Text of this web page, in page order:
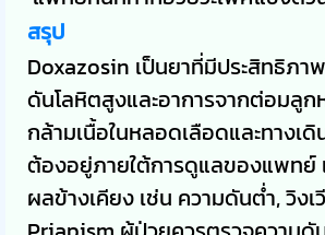
สรุป
Doxazosin เป็นยาที่มีประสิทธิภา
ดันโลหิตสูงและอาการจากต่อมลูก
กล้ามเนื้อในหลอดเลือดและทางเดิ
ต้องอยู่ภายใต้การดูแลของแพทย์
ผลข้างเคียง เช่น ความดันต่ำ, วิงเ